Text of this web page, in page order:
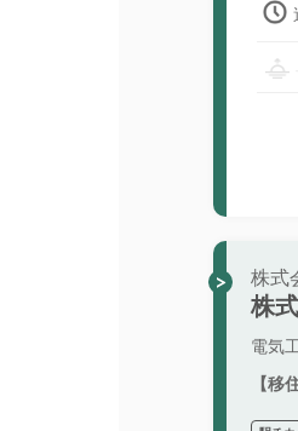
株式
株
電気
【移